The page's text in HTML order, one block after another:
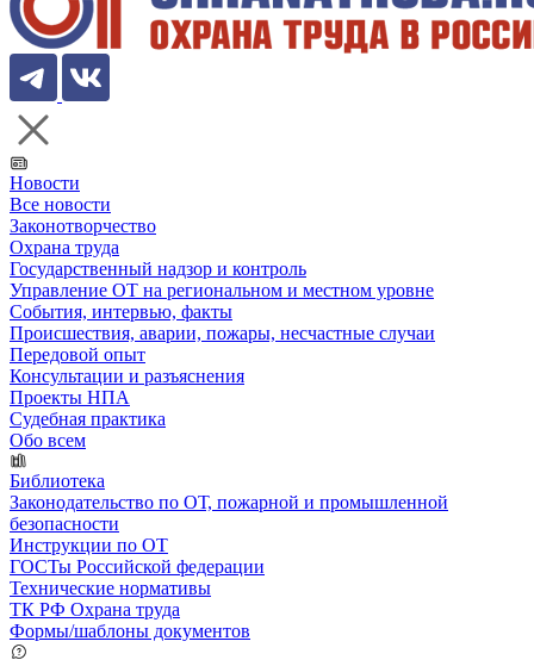
Новости
Все новости
Законотворчество
Охрана труда
Государственный надзор и контроль
Управление ОТ на региональном и местном уровне
События, интервью, факты
Происшествия, аварии, пожары, несчастные случаи
Передовой опыт
Консультации и разъяснения
Проекты НПА
Судебная практика
Обо всем
Библиотека
Законодательство по ОТ, пожарной и промышленной
безопасности
Инструкции по ОТ
ГОСТы Российской федерации
Технические нормативы
ТК РФ Охрана труда
Формы/шаблоны документов